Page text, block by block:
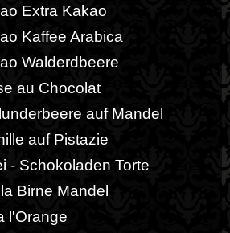
Extra Kakao
Kaffee Arabica
Walderdbeere
au Chocolat
auf Mandel
auf Pistazie
- Schokoladen Torte
Birne Mandel
l'Orange